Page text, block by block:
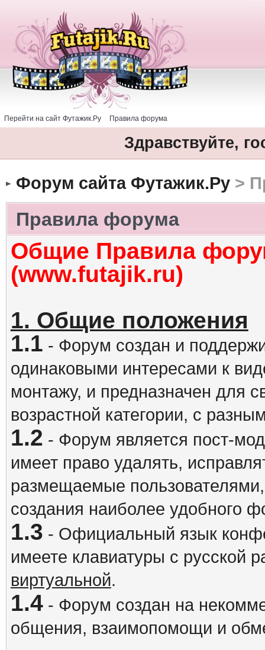
Перейти на сайт Футажик.Ру Правила форума
Здравствуйте,
Форум сайта Футажик.Ру>
Правила форума
Общие Правила
(www.futajik.ru)
1. Общие положения
1.1 - Форум создан и
одинаковыми интересами к
монтажу, и предназначен для
возрастной категории, с
1.2 - Форум является пост-
имеет право удалять,
размещаемые
создания наиболее удобного
1.3 - Официальный язык
имеете клавиатуры с русской
виртуальной.
1.4- Форум создан на
общения, взаимопомощи и